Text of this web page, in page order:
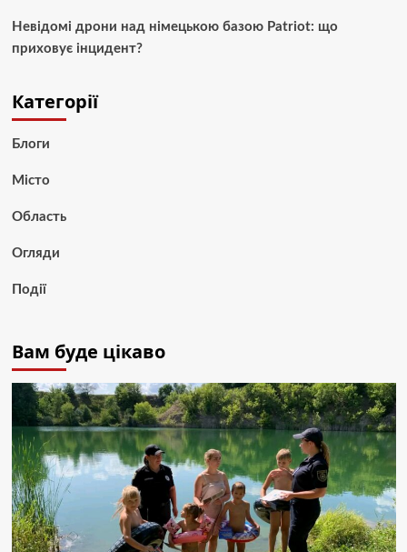
Невідомі дрони над німецькою базою Patriot: що
приховує інцидент?
Категорії
Блоги
Місто
Область
Огляди
Події
Вам буде цікаво